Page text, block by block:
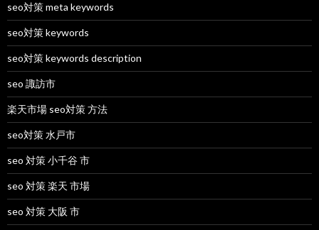
seo対策 meta keywords
seo対策 keywords
seo対策 keywords description
seo 諏訪市
楽天市場 seo対策 方法
seo対策 水戸市
seo 対策 小千谷 市
seo 対策 楽天 市場
seo 対策 大阪 市